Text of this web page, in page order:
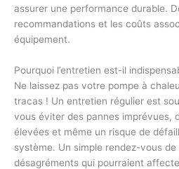
assurer une performance durable.
recommandations et les coûts
équipement.
Pourquoi l’entretien est-il
Ne laissez pas votre pompe à
tracas ! Un entretien régulier est
vous éviter des pannes imprévues,
élevées et même un risque de
système. Un simple rendez-vous
désagréments qui pourraient